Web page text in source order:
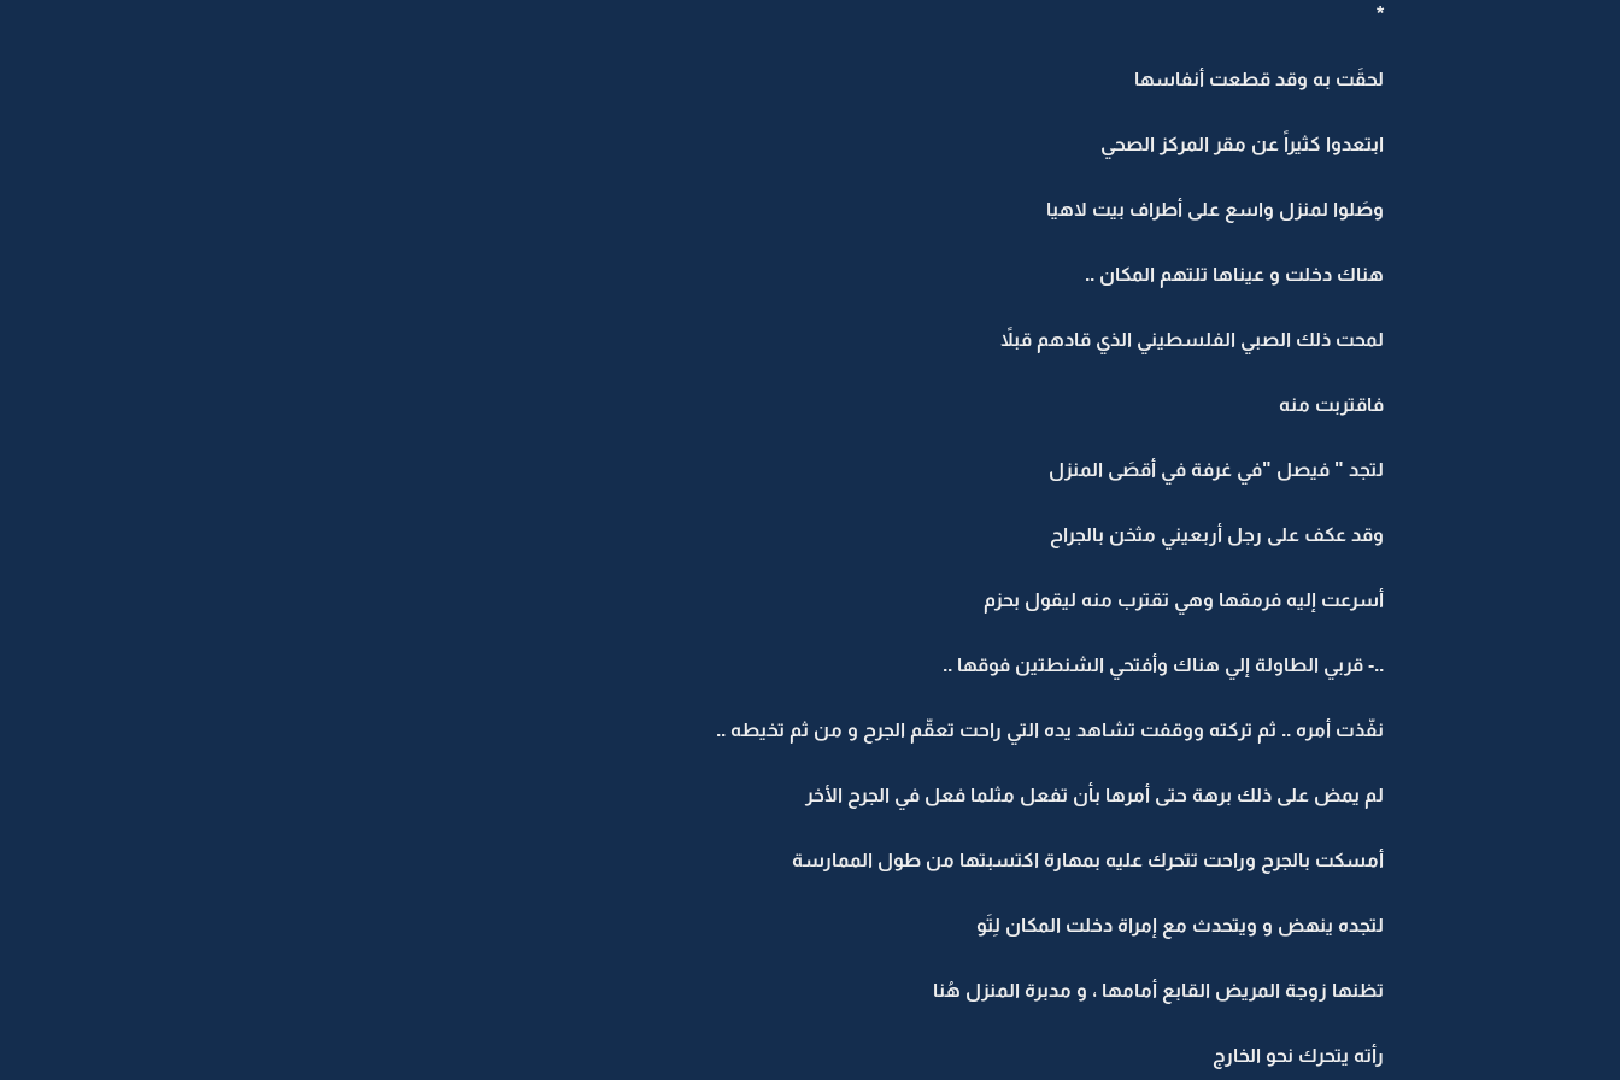
*
لحقَت به وقد قطعت أنفاسها
ابتعدوا كثيراً عن مقر المركز الصحي
وصَلوا لمنزل واسع على أطراف بيت لاهيا
هناك دخلت و عيناها تلتهم المكان ..
لمحت ذلك الصبي الفلسطيني الذي قادهم قبلاً
فاقتربت منه
لتجد " فيصل "في غرفة في أقصَى المنزل
وقد عكف على رجل أربعيني مثخن بالجراح
أسرعت إليه فرمقها وهي تقترب منه ليقول بحزم
..- قربي الطاولة إلي هناك وأفتحي الشنطتين فوقها ..
نفّذت أمره .. ثم تركته ووقفت تشاهد يده التي راحت تعقّم الجرح و من ثم تخيطه ..
لم يمض على ذلك برهة حتى أمرها بأن تفعل مثلما فعل في الجرح الأخر
أمسكت بالجرح وراحت تتحرك عليه بمهارة اكتسبتها من طول الممارسة
لتجده ينهض و ويتحدث مع إمراة دخلت المكان لِتَو
تظنها زوجة المريض القابع أمامها ، و مدبرة المنزل هُنا
رأته يتحرك نحو الخارج